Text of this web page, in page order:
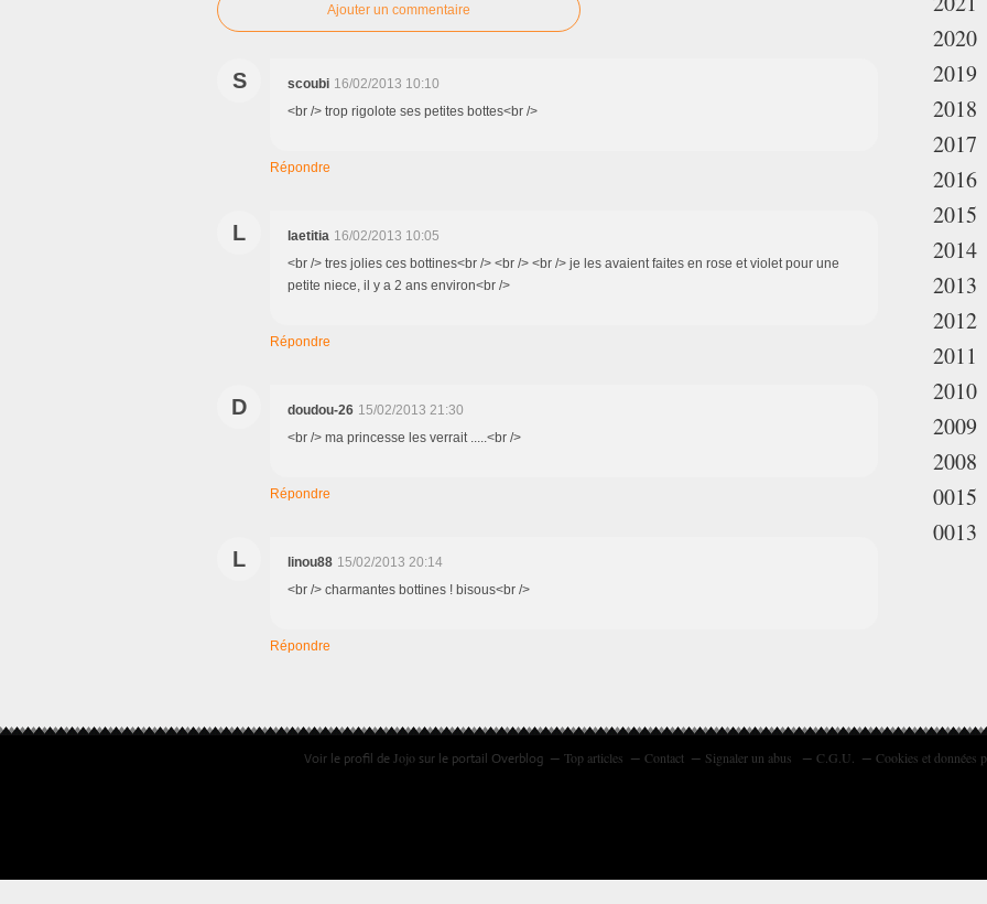
Ajouter un commentaire
S scoubi 16/02/2013 10:10
<br /> trop rigolote ses petites bottes<br />
Répondre
L laetitia 16/02/2013 10:05
<br /> tres jolies ces bottines<br /> <br /> <br /> je les avaient faites en rose et violet pour une
petite niece, il y a 2 ans environ<br />
Répondre
D doudou-26 15/02/2013 21:30
<br /> ma princesse les verrait .....<br />
Répondre
L linou88 15/02/2013 20:14
<br /> charmantes bottines ! bisous<br />
Répondre
2020
2019
2018
2017
2016
2015
2014
2013
2012
2011
2010
2009
2008
0015
0013
Voir le profil de Jojo sur le portail Overblog Top articles Contact Signaler un abus C.G.U. Cookies et données